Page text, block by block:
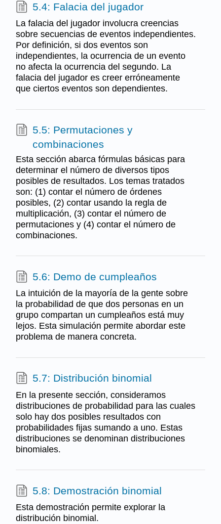
5.4: Falacia del jugador
La falacia del jugador involucra creencias
sobre secuencias de eventos independientes.
Por definición, si dos eventos son
independientes, la ocurrencia de un evento
no afecta la ocurrencia del segundo. La
falacia del jugador es creer erróneamente
que ciertos eventos son dependientes.
5.5: Permutaciones y
combinaciones
Esta sección abarca fórmulas básicas para
determinar el número de diversos tipos
posibles de resultados. Los temas tratados
son: (1) contar el número de órdenes
posibles, (2) contar usando la regla de
multiplicación, (3) contar el número de
permutaciones y (4) contar el número de
combinaciones.
5.6: Demo de cumpleaños
La intuición de la mayoría de la gente sobre
la probabilidad de que dos personas en un
grupo compartan un cumpleaños está muy
lejos. Esta simulación permite abordar este
problema de manera concreta.
5.7: Distribución binomial
En la presente sección, consideramos
distribuciones de probabilidad para las cuales
solo hay dos posibles resultados con
probabilidades fijas sumando a uno. Estas
distribuciones se denominan distribuciones
binomiales.
5.8: Demostración binomial
Esta demostración permite explorar la
distribución binomial.